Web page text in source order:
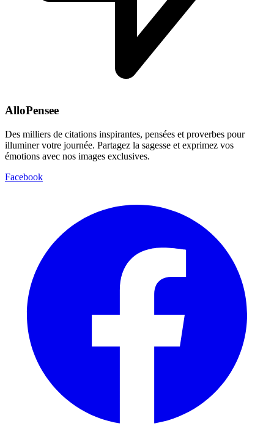
AlloPensee
Des milliers de citations inspirantes, pensées et proverbes pour
illuminer votre journée. Partagez la sagesse et exprimez vos
émotions avec nos images exclusives.
Facebook